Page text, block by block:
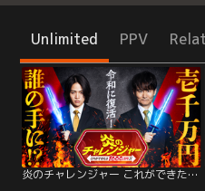
Unlimited PPV
炎のチャレンジャー これができたら1000万円！！